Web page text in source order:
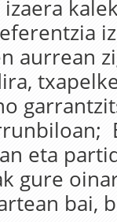
aurrean
eta
gure
bai,